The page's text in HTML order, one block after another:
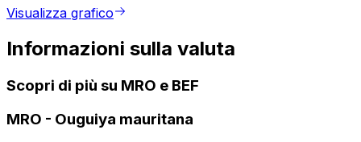
Visualizza grafico
Informazioni sulla valuta
Scopri di più su MRO e BEF
MRO - Ouguiya mauritana